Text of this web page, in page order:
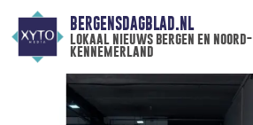
BERGENSDAGBLAD.NL
lokaal nieuws bergen en noord-
kennemerland